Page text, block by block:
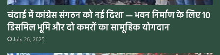
चंदाई में कांग्रेस संगठन को नई दिशा — भवन निर्माण के लिए 10
डिसमिल भूमि और दो कमरों का सामूहिक योगदान
July 26, 2025